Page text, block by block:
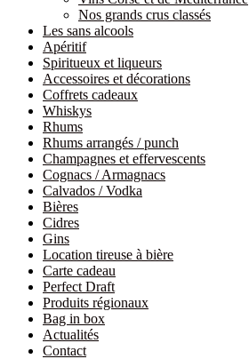
Nos grands crus classés
Les sans alcools
Apéritif
Spiritueux et liqueurs
Accessoires et décorations
Coffrets cadeaux
Whiskys
Rhums
Rhums arrangés / punch
Champagnes et effervescents
Cognacs / Armagnacs
Calvados / Vodka
Bières
Cidres
Gins
Location tireuse à bière
Carte cadeau
Perfect Draft
Produits régionaux
Bag in box
Actualités
Contact